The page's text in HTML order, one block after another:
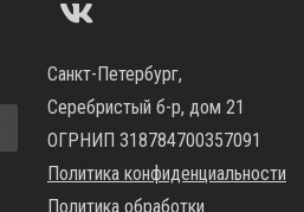
Санкт-Петербург,
Серебристый б-р, дом 21
ОГРНИП 318784700357091
Политика конфиденциальности
Политика обработки